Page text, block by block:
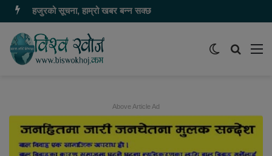
हजुरको सूचना, हाम्रो खबर बन्न सक्छ
समाचार
Switch
Above Article Ad